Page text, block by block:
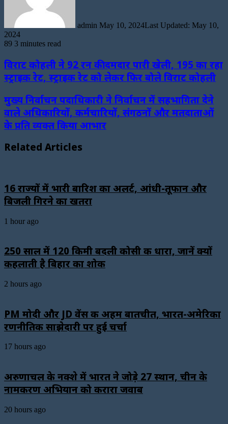
admin May 10, 2024Last Updated: May 10,
2024
89 3 minutes read
विराट कोहली ने 92 रन की दमदार पारी खेली, 195 का रहा
स्ट्राइक रेट, स्ट्राइक रेट को लेकर फिर बोले विराट कोहली
मुख्य निर्वाचन पदाधिकारी ने निर्वाचन में सहभागिता देने
वाले अधिकारियों, कर्मचारियों, संगठनों और मतदाताओं
के प्रति व्यक्त किया आभार
Related Articles
16 राज्यों में भारी बारिश का अलर्ट, आंधी-तूफान और
बिजली गिरने का खतरा
1 hour ago
250 साल में 120 किमी बदली कोसी की धारा, जानें क्यों
कहलाती है बिहार का शोक
2 hours ago
PM मोदी और JD वेंस की अहम बातचीत, भारत-अमेरिका
रणनीतिक साझेदारी पर हुई चर्चा
17 hours ago
अरुणाचल के नक्शे में भारत ने जोड़े 27 स्थान, चीन के
नामकरण अभियान को करारा जवाब
20 hours ago